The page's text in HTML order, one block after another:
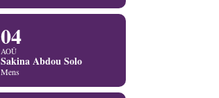
04
AOÛ
Sakina Abdou Solo
Mens